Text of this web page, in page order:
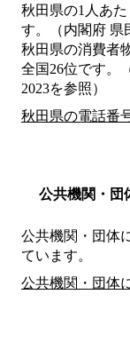
秋田県の1人あ
す。（内閣府 県
秋田県の消費者
全国26位です。
2023を参照）
秋田県の電話番
公共機関・団
公共機関・団体
ています。
公共機関・団体